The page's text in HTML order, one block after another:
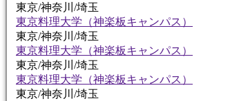
東京/神奈川/埼玉
東京料理大学（神楽板キャンパス）
東京/神奈川/埼玉
東京料理大学（神楽板キャンパス）
東京/神奈川/埼玉
東京料理大学（神楽板キャンパス）
東京/神奈川/埼玉